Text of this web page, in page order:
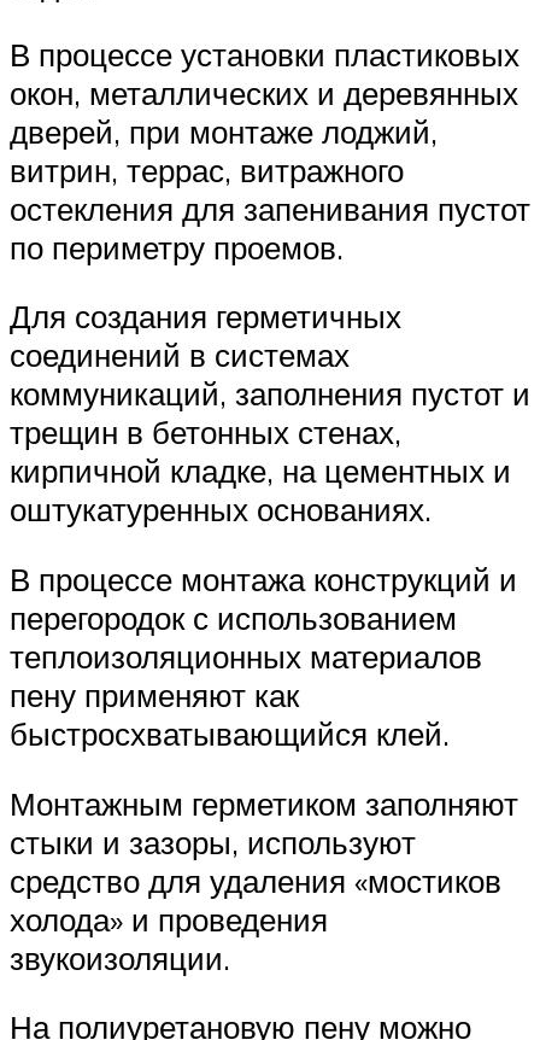
В процессе установки пластиковых
окон, металлических и деревянных
дверей, при монтаже лоджий,
витрин, террас, витражного
остекления для запенивания пустот
по периметру проемов.
Для создания герметичных
соединений в системах
коммуникаций, заполнения пустот и
трещин в бетонных стенах,
кирпичной кладке, на цементных и
оштукатуренных основаниях.
В процессе монтажа конструкций и
перегородок с использованием
теплоизоляционных материалов
пену применяют как
быстросхватывающийся клей.
Монтажным герметиком заполняют
стыки и зазоры, используют
средство для удаления «мостиков
холода» и проведения
звукоизоляции.
На полиуретановую пену можно